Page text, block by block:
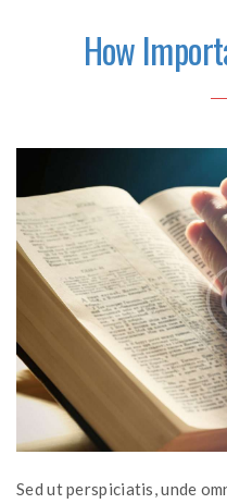
How
Sed ut perspiciatis, unde